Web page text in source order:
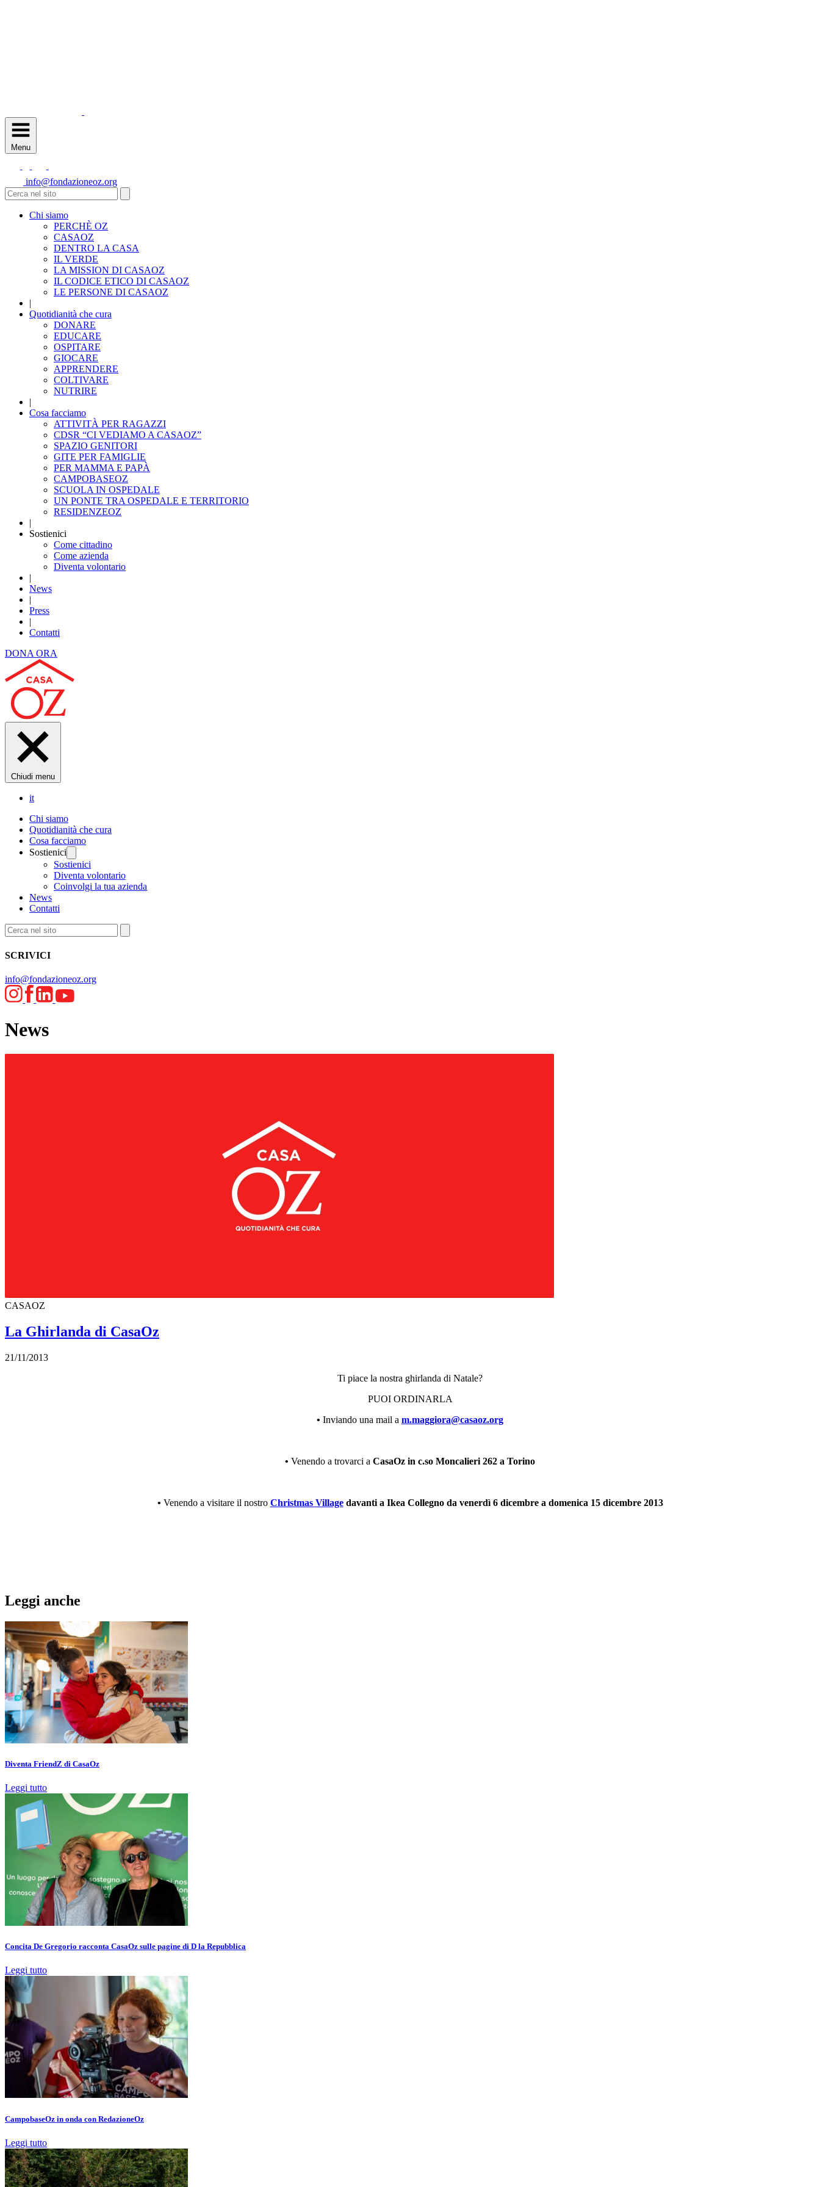
Menu
info@fondazioneoz.org
Chi siamo
PERCHÈ OZ
CASAOZ
DENTRO LA CASA
IL VERDE
LA MISSION DI CASAOZ
IL CODICE ETICO DI CASAOZ
LE PERSONE DI CASAOZ
|
Quotidianità che cura
DONARE
EDUCARE
OSPITARE
GIOCARE
APPRENDERE
COLTIVARE
NUTRIRE
|
Cosa facciamo
ATTIVITÀ PER RAGAZZI
CDSR “CI VEDIAMO A CASAOZ”
SPAZIO GENITORI
GITE PER FAMIGLIE
PER MAMMA E PAPÀ
CAMPOBASEOZ
SCUOLA IN OSPEDALE
UN PONTE TRA OSPEDALE E TERRITORIO
RESIDENZEOZ
|
Sostienici
Come cittadino
Come azienda
Diventa volontario
|
News
|
Press
|
Contatti
DONA ORA
Chiudi menu
it
Chi siamo
Quotidianità che cura
Cosa facciamo
Sostienici
Sostienici
Diventa volontario
Coinvolgi la tua azienda
News
Contatti
SCRIVICI
info@fondazioneoz.org
News
CASAOZ
La Ghirlanda di CasaOz
21/11/2013
Ti piace la nostra ghirlanda di Natale?
PUOI ORDINARLA
• Inviando una mail a m.maggiora@casaoz.org
• Venendo a trovarci a CasaOz in c.so Moncalieri 262 a Torino
• Venendo a visitare il nostro Christmas Villagedavanti a Ikea Collegno da venerdì 6 dicembre a domenica 15 dicembre 2013
Leggi anche
Diventa FriendZ di CasaOz
Leggi tutto
Concita De Gregorio racconta CasaOz sulle pagine di D la Repubblica
Leggi tutto
CampobaseOz in onda con RedazioneOz
Leggi tutto